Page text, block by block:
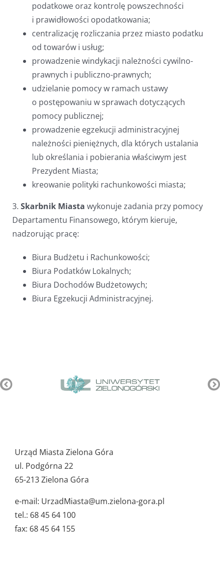
podatkowe oraz kontrolę powszechności
i prawidłowości opodatkowania;
centralizację rozliczania przez miasto podatku
od towarów i usług;
prowadzenie windykacji należności cywilno-
prawnych i publiczno-prawnych;
udzielanie pomocy w ramach ustawy
o postępowaniu w sprawach dotyczących
pomocy publicznej;
prowadzenie egzekucji administracyjnej
należności pieniężnych, dla których ustalania
lub określania i pobierania właściwym jest
Prezydent Miasta;
kreowanie polityki rachunkowości miasta;
3. Skarbnik Miasta wykonuje zadania przy pomocy
Departamentu Finansowego, którym kieruje,
nadzorując pracę:
Biura Budżetu i Rachunkowości;
Biura Podatków Lokalnych;
Biura Dochodów Budżetowych;
Biura Egzekucji Administracyjnej.
ważne
dane
Urząd Miasta Zielona Góra
ul. Podgórna 22
65-213 Zielona Góra
e-mail: UrzadMiasta@um.zielona-gora.pl
tel.: 68 45 64 100
fax: 68 45 64 155